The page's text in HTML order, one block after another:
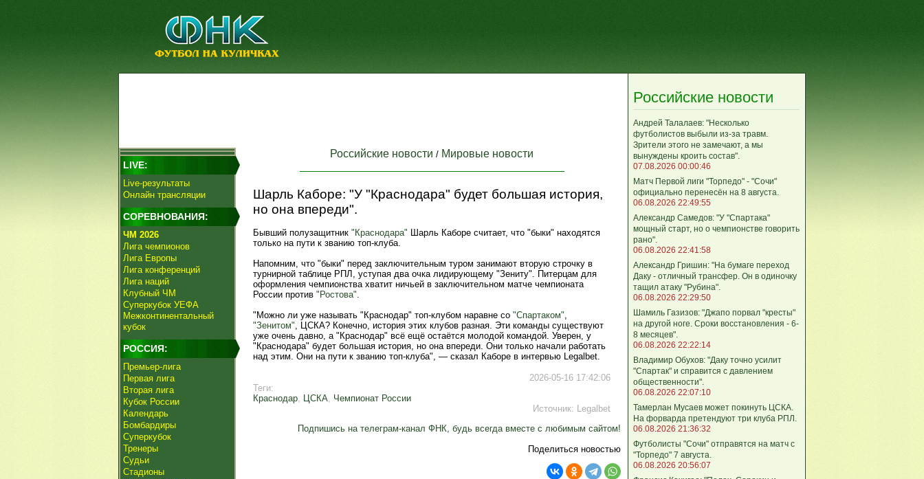
LIVE:
Live-результаты
Онлайн трансляции
СОРЕВНОВАНИЯ:
ЧМ 2026
Лига чемпионов
Лига Европы
Лига конференций
Лига наций
Клубный ЧМ
Суперкубок УЕФА
Межконтинентальный
кубок
РОССИЯ:
Премьер-лига
Первая лига
Вторая лига
Кубок России
Календарь
Бомбардиры
Суперкубок
Тренеры
Судьи
Стадионы
Российские новости / Мировые новости
Шарль Каборе: "У "Краснодара" будет большая история,
но она впереди".
Бывший полузащитник "Краснодара" Шарль Каборе считает, что "быки" находятся
только на пути к званию топ-клуба.
Напомним, что "быки" перед заключительным туром занимают вторую строчку в
турнирной таблице РПЛ, уступая два очка лидирующему "Зениту". Питерцам для
оформления чемпионства хватит ничьей в заключительном матче чемпионата
России против "Ростова".
"Можно ли уже называть "Краснодар" топ-клубом наравне со "Спартаком",
"Зенитом", ЦСКА? Конечно, история этих клубов разная. Эти команды существуют
уже очень давно, а "Краснодар" всё ещё остаётся молодой командой. Уверен, у
"Краснодара" будет большая история, но она впереди. Они только начали работать
над этим. Они на пути к званию топ-клуба", — сказал Каборе в интервью Legalbet.
2026-05-16 17:42:06
Теги:
Краснодар, ЦСКА, Чемпионат России
Источник: Legalbet
Подпишись на телеграм-канал ФНК, будь всегда вместе с любимым сайтом!
Поделиться новостью
Российские новости
Андрей Талалаев: "Несколько
футболистов выбыли из-за травм.
Зрители этого не замечают, а мы
вынуждены кроить состав".
07.08.2026 00:00:46
Матч Первой лиги "Торпедо" - "Сочи"
официально перенесён на 8 августа.
06.08.2026 22:49:55
Александр Самедов: "У "Спартака"
мощный старт, но о чемпионстве говорить
рано".
06.08.2026 22:41:58
Александр Гришин: "На бумаге переход
Даку - отличный трансфер. Он в одиночку
тащил атаку "Рубина".
06.08.2026 22:29:50
Шамиль Газизов: "Джапо порвал "кресты"
на другой ноге. Сроки восстановления - 6-
8 месяцев".
06.08.2026 22:22:14
Владимир Обухов: "Даку точно усилит
"Спартак" и справится с давлением
общественности".
06.08.2026 22:07:10
Тамерлан Мусаев может покинуть ЦСКА.
На форварда претендуют три клуба РПЛ.
06.08.2026 21:36:32
Футболисты "Сочи" отправятся на матч с
"Торпедо" 7 августа.
06.08.2026 20:56:07